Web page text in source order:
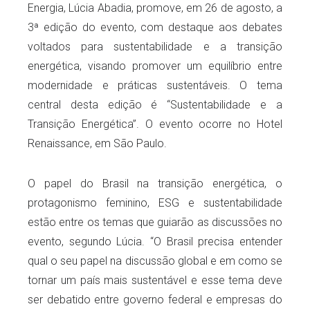
Energia, Lúcia Abadia, promove, em 26 de agosto, a
3ª edição do evento, com destaque aos debates
voltados para sustentabilidade e a transição
energética, visando promover um equilíbrio entre
modernidade e práticas sustentáveis. O tema
central desta edição é “Sustentabilidade e a
Transição Energética”. O evento ocorre no Hotel
Renaissance, em São Paulo.
O papel do Brasil na transição energética, o
protagonismo feminino, ESG e sustentabilidade
estão entre os temas que guiarão as discussões no
evento, segundo Lúcia. “O Brasil precisa entender
qual o seu papel na discussão global e em como se
tornar um país mais sustentável e esse tema deve
ser debatido entre governo federal e empresas do